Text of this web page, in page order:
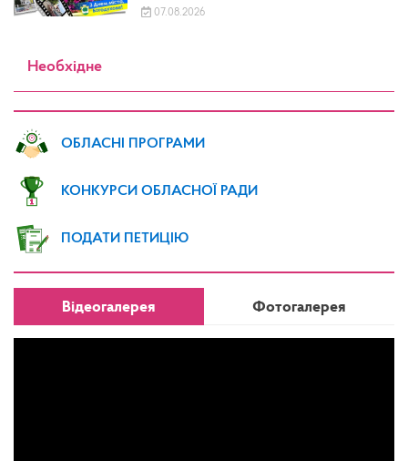
07.08.2026
Необхідне
ОБЛАСНІ ПРОГРАМИ
КОНКУРСИ ОБЛАСНОЇ РАДИ
ПОДАТИ ПЕТИЦІЮ
Відеогалерея Фотогалерея